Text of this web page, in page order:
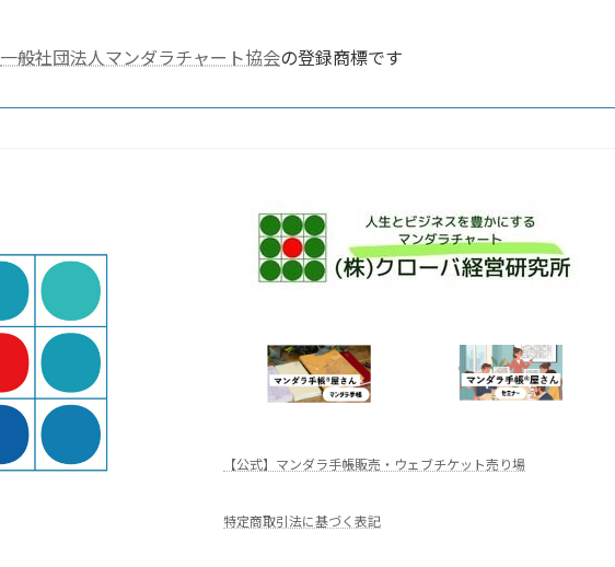
ジ
ジ
ジ
ジ
ジ
一般社団法人マンダラチャート協会の登録商標です
【公式】マンダラ手帳販売・ウェブチケット売り場
特定商取引法に基づく表記